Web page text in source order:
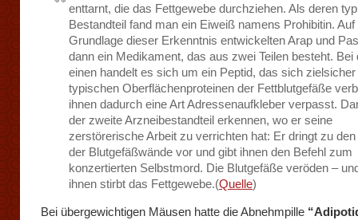
enttarnt, die das Fettgewebe durchziehen. Als deren
Bestandteil fand man ein Eiweiß namens Prohibitin. Auf
Grundlage dieser Erkenntnis entwickelten Arap und
dann ein Medikament, das aus zwei Teilen besteht. Bei
einen handelt es sich um ein Peptid, das sich
typischen Oberflächenproteinen der Fettblutgefäße
ihnen dadurch eine Art Adressenaufkleber verpasst.
der zweite Arzneibestandteil erkennen, wo er seine
zerstörerische Arbeit zu verrichten hat: Er dringt zu den
der Blutgefäßwände vor und gibt ihnen den Befehl zum
konzertierten Selbstmord. Die Blutgefäße veröden –
ihnen stirbt das Fettgewebe.(Quelle)
Bei übergewichtigen Mäusen hatte die Abnehmpille